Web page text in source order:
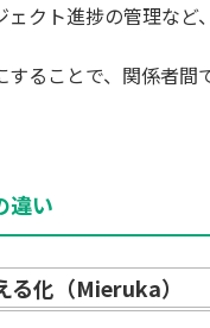
クト進捗の管理など
ることで、関係者
違い
る化（Mieruka）